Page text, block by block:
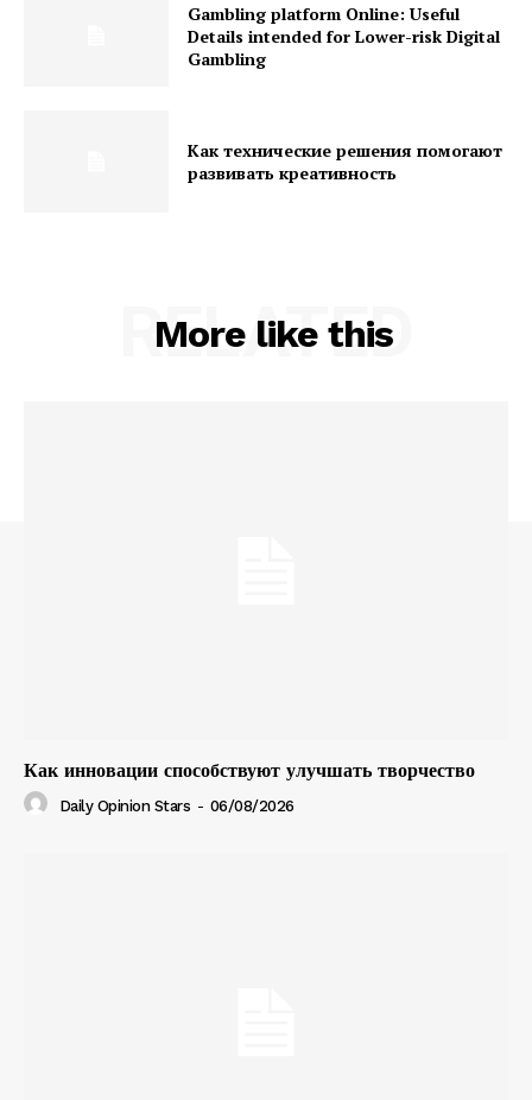
Gambling platform Online: Useful
Details intended for Lower-risk Digital
Gambling
Как технические решения помогают
развивать креативность
More like this
RELATED
Как инновации способствуют улучшать творчество
Daily Opinion Stars - 06/08/2026